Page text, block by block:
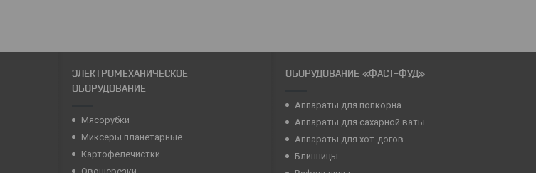
ЭЛЕКТРОМЕХАНИЧЕСКОЕ
ОБОРУДОВАНИЕ
Мясорубки
Миксеры планетарные
Картофелечистки
ОБОРУДОВАНИЕ «ФАСТ-ФУД»
Аппараты для попкорна
Аппараты для сахарной ваты
Аппараты для хот-догов
Блинницы